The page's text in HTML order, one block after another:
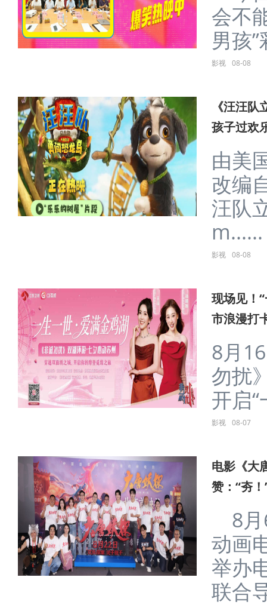
会不
男孩
影视 08-08
《汪汪
孩子过欢
由美
改编
汪队
m......
影视 08-08
现场见！
市浪漫打
8月
勿扰
开启
影视 08-07
电影《大
赞：“夯！
8月
动画
举办
联合